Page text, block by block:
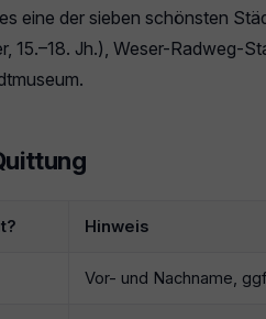
eine der sieben schönsten
Jh.), Weser-Radweg-
Hinweis
Vor- und Nachname,